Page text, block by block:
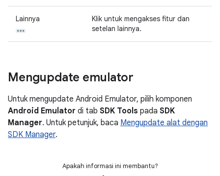
Lainnya
Klik untuk mengakses fitur dan
setelan lainnya.
Mengupdate emulator
Untuk mengupdate Android Emulator, pilih komponen
Android Emulator di tab SDK Tools pada SDK
Manager. Untuk petunjuk, baca Mengupdate alat dengan
SDK Manager.
Apakah informasi ini membantu?